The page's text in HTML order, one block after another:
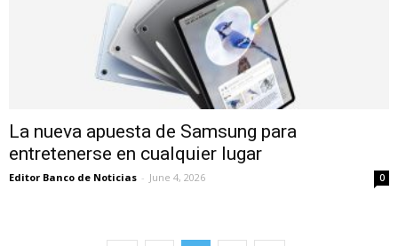
La nueva apuesta de Samsung para
entretenerse en cualquier lugar
Editor Banco de Noticias - June 4, 2026 0